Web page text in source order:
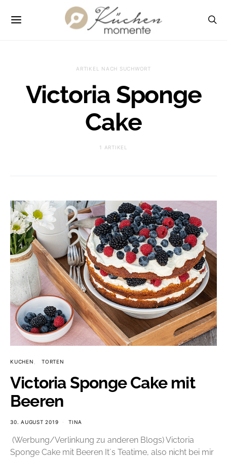
ARTIKEL NACH SUCHWORT
Victoria Sponge
Cake
1 ARTIKEL
KUCHEN TORTEN
Victoria Sponge Cake mit
Beeren
30. AUGUST 2019 TINA
(Werbung/Verlinkung zu anderen Blogs) Victoria
Sponge Cake mit Beeren It´s Teatime, also nicht bei mir